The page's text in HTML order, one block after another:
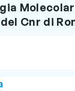
del Cnr di